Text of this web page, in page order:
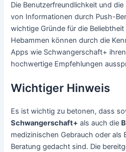
Die Benutzerfreundlichkeit und
von Informationen durch Push-
wichtige Gründe für die
Hebammen können durch die
Apps wie Schwangerschaft+
hochwertige Empfehlungen
Wichtiger Hinweis
Es ist wichtig zu betonen, dass
Schwangerschaft+ als auch die
medizinischen Gebrauch oder als
Beratung gedacht sind. Die